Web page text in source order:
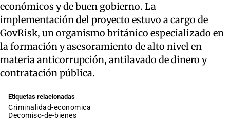
económicos y de buen gobierno. La
implementación del proyecto estuvo a cargo de
GovRisk, un organismo británico especializado en
la formación y asesoramiento de alto nivel en
materia anticorrupción, antilavado de dinero y
contratación pública.
Etiquetas relacionadas
criminalidad-economica
decomiso-de-bienes